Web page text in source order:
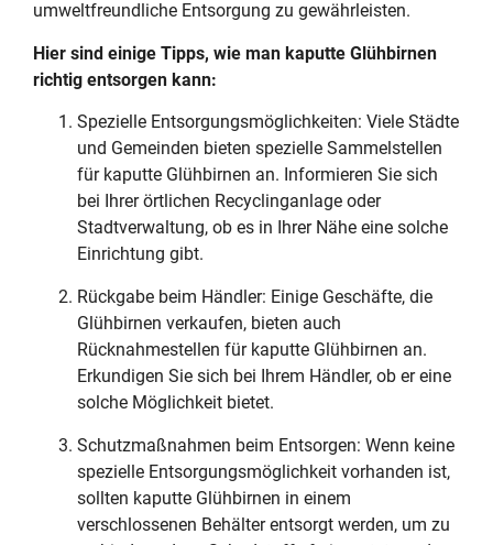
umweltfreundliche Entsorgung zu gewährleisten.
Hier sind einige Tipps, wie man kaputte Glühbirnen
richtig entsorgen kann:
Spezielle Entsorgungsmöglichkeiten: Viele Städte
und Gemeinden bieten spezielle Sammelstellen
für kaputte Glühbirnen an. Informieren Sie sich
bei Ihrer örtlichen Recyclinganlage oder
Stadtverwaltung, ob es in Ihrer Nähe eine solche
Einrichtung gibt.
Rückgabe beim Händler: Einige Geschäfte, die
Glühbirnen verkaufen, bieten auch
Rücknahmestellen für kaputte Glühbirnen an.
Erkundigen Sie sich bei Ihrem Händler, ob er eine
solche Möglichkeit bietet.
Schutzmaßnahmen beim Entsorgen: Wenn keine
spezielle Entsorgungsmöglichkeit vorhanden ist,
sollten kaputte Glühbirnen in einem
verschlossenen Behälter entsorgt werden, um zu